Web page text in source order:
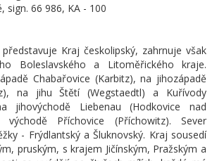
sign. 66 986, KA - 100
Kraj českolipský, zahrnuje však
Boleslavského a Litoměřického kraje.
Chabařovice (Karbitz), na jihozápadě
na jihu Štětí (Wegstaedtl) a Kuřívody
jihovýchodě Liebenau (Hodkovice nad
Příchovice (Příchowitz). Sever
- Frýdlantský a Šluknovský. Kraj sousedí
pruským, s krajem Jičínským, Pražským a